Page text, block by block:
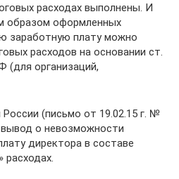
расходах выполнены. И
образом оформленных
заработную плату можно
расходов на основании ст.
(для организаций,
(письмо от 19.02.15 г. №
о невозможности
директора в составе
расходах.